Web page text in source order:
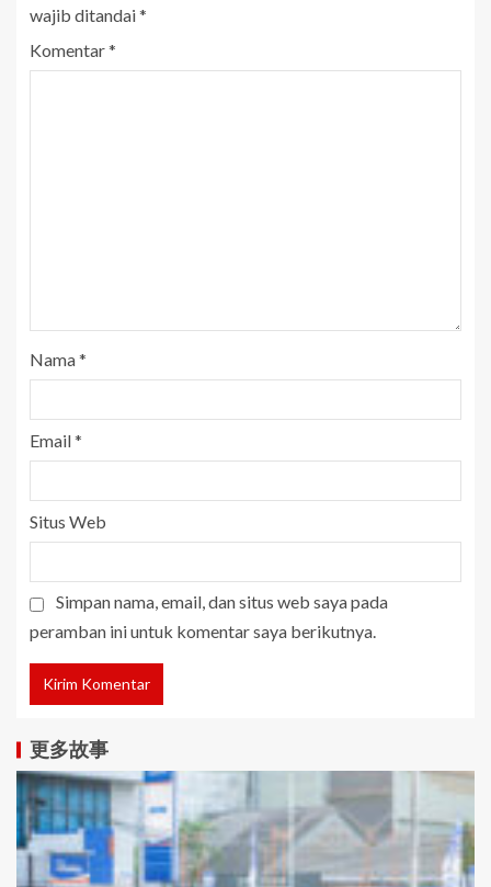
wajib ditandai*
Komentar*
Nama*
Email*
Situs Web
Simpan nama, email, dan situs web saya pada
peramban ini untuk komentar saya berikutnya.
更多故事